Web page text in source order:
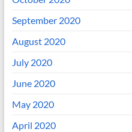
September 2020
August 2020
July 2020
June 2020
May 2020
April 2020